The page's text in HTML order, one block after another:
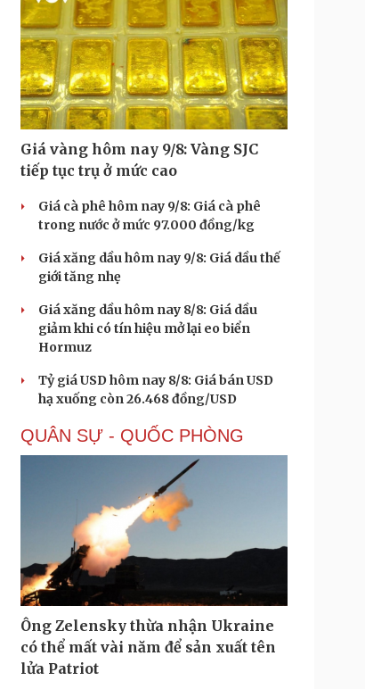
Giá vàng hôm nay 9/8: Vàng SJC
tiếp tục trụ ở mức cao
Giá cà phê hôm nay 9/8: Giá cà phê
trong nước ở mức 97.000 đồng/kg
Giá xăng dầu hôm nay 9/8: Giá dầu thế
giới tăng nhẹ
Giá xăng dầu hôm nay 8/8: Giá dầu
giảm khi có tín hiệu mở lại eo biển
Hormuz
Tỷ giá USD hôm nay 8/8: Giá bán USD
hạ xuống còn 26.468 đồng/USD
QUÂN SỰ - QUỐC PHÒNG
Ông Zelensky thừa nhận Ukraine
có thể mất vài năm để sản xuất tên
lửa Patriot